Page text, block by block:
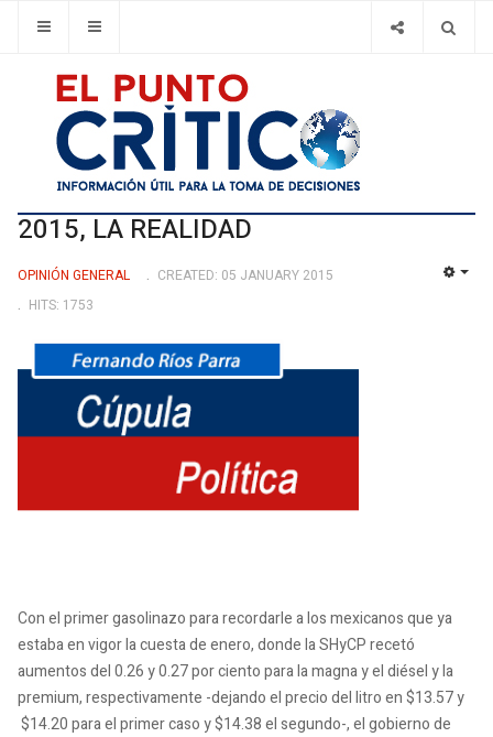
2015, LA REALIDAD
OPINIÓN GENERAL
CREATED: 05 JANUARY 2015
HITS: 1753
Con el primer gasolinazo para recordarle a los mexicanos que ya
estaba en vigor la cuesta de enero, donde la SHyCP recetó
aumentos del 0.26 y 0.27 por ciento para la magna y el diésel y la
premium, respectivamente -dejando el precio del litro en $13.57 y
$14.20 para el primer caso y $14.38 el segundo-, el gobierno de